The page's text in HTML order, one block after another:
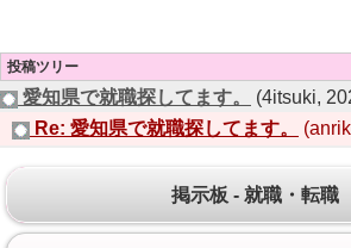
投稿ツリー
愛知県で就職探してます。
(4itsuki,
Re: 愛知県で就職探してます。
掲示板 - 就職・転職